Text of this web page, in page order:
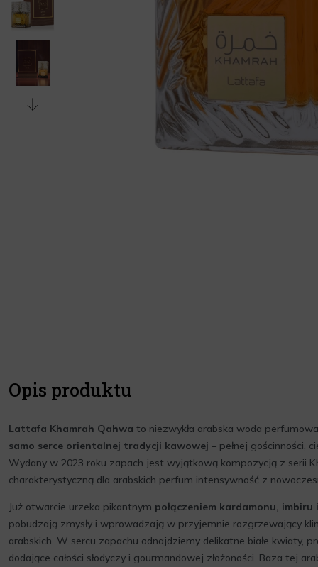
Opis produktu
Lattafa Khamrah Qahwa to niezwykła arabska woda
samo serce orientalnej tradycji kawowej – pełnej gościnności,
Wydany w 2023 roku zapach jest wyjątkową kompozycją z serii
charakterystyczną dla arabskich perfum intensywność z
Już otwarcie urzeka pikantnym połączeniem kardamonu, imbiru
pobudzają zmysły i wprowadzają w przyjemnie rozgrzewający
arabskich. W sercu zapachu odnajdziemy delikatne białe kwiaty,
dodające całości słodyczy i gourmandowej złożoności. Baza tej